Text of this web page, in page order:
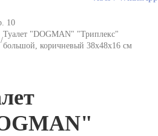
10
/
Туалет "DOGMAN" "Триплекс"
большой, коричневый 38х48х16 см